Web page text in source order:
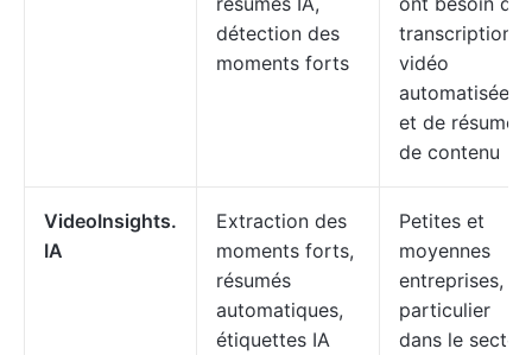
détection des
moments forts
transcriptions
vidéo
automatisées
et de résumés
de contenu
VideoInsights.
IA
Extraction des
moments forts,
résumés
automatiques,
étiquettes IA
Petites et
moyennes
entreprises, en
particulier
dans le